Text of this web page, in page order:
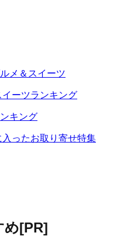
メ＆スイーツ
ーツランキング
キング
ったお取り寄せ特集
め[PR]